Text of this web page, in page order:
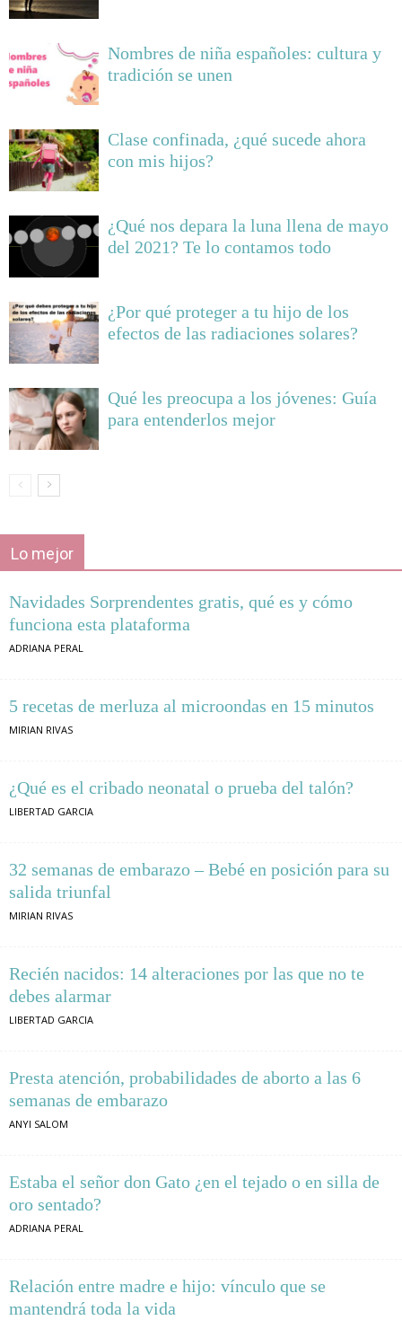
Nombres de niña españoles: cultura y
tradición se unen
Clase confinada, ¿qué sucede ahora
con mis hijos?
¿Qué nos depara la luna llena de mayo
del 2021? Te lo contamos todo
¿Por qué proteger a tu hijo de los
efectos de las radiaciones solares?
Qué les preocupa a los jóvenes: Guía
para entenderlos mejor
Lo mejor
Navidades Sorprendentes gratis, qué es y cómo
funciona esta plataforma
ADRIANA PERAL
5 recetas de merluza al microondas en 15 minutos
MIRIAN RIVAS
¿Qué es el cribado neonatal o prueba del talón?
LIBERTAD GARCIA
32 semanas de embarazo – Bebé en posición para su
salida triunfal
MIRIAN RIVAS
Recién nacidos: 14 alteraciones por las que no te
debes alarmar
LIBERTAD GARCIA
Presta atención, probabilidades de aborto a las 6
semanas de embarazo
ANYI SALOM
Estaba el señor don Gato ¿en el tejado o en silla de
oro sentado?
ADRIANA PERAL
Relación entre madre e hijo: vínculo que se
mantendrá toda la vida